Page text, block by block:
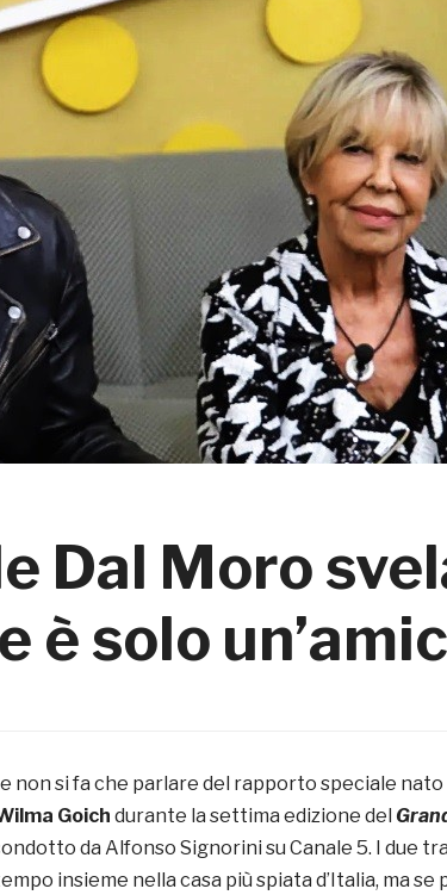
Dal Moro
è solo
non si fa che parlare del rapporto speciale
Goich durante la settima edizione del
da Alfonso Signorini su Canale 5. I due
insieme nella casa più spiata d’Italia, ma se